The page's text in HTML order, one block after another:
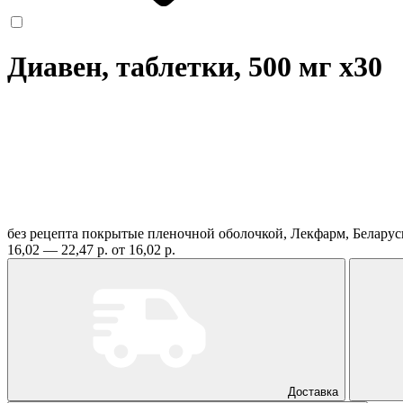
Диавен, таблетки, 500 мг x30
без рецепта покрытые пленочной оболочкой, Лекфарм,
16,02 — 22,47 р. от 16,02 р.
Доставка